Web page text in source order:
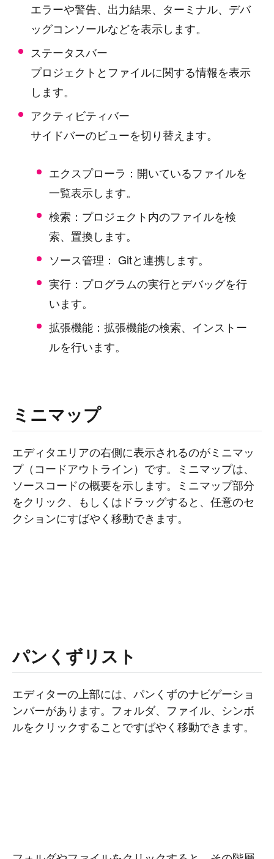
エラーや警告、出力結果、ターミナル、デバ
ッグコンソールなどを表示します。
ステータスバー
プロジェクトとファイルに関する情報を表示
します。
アクティビティバー
サイドバーのビューを切り替えます。
エクスプローラ：開いているファイルを
一覧表示します。
検索：プロジェクト内のファイルを検
索、置換します。
ソース管理： Gitと連携します。
実行：プログラムの実行とデバッグを行
います。
拡張機能：拡張機能の検索、インストー
ルを行います。
ミニマップ
エディタエリアの右側に表示されるのがミニマッ
プ（コードアウトライン）です。ミニマップは、
ソースコードの概要を示します。ミニマップ部分
をクリック、もしくはドラッグすると、任意のセ
クションにすばやく移動できます。
パンくずリスト
エディターの上部には、パンくずのナビゲーショ
ンバーがあります。フォルダ、ファイル、シンボ
ルをクリックすることですばやく移動できます。